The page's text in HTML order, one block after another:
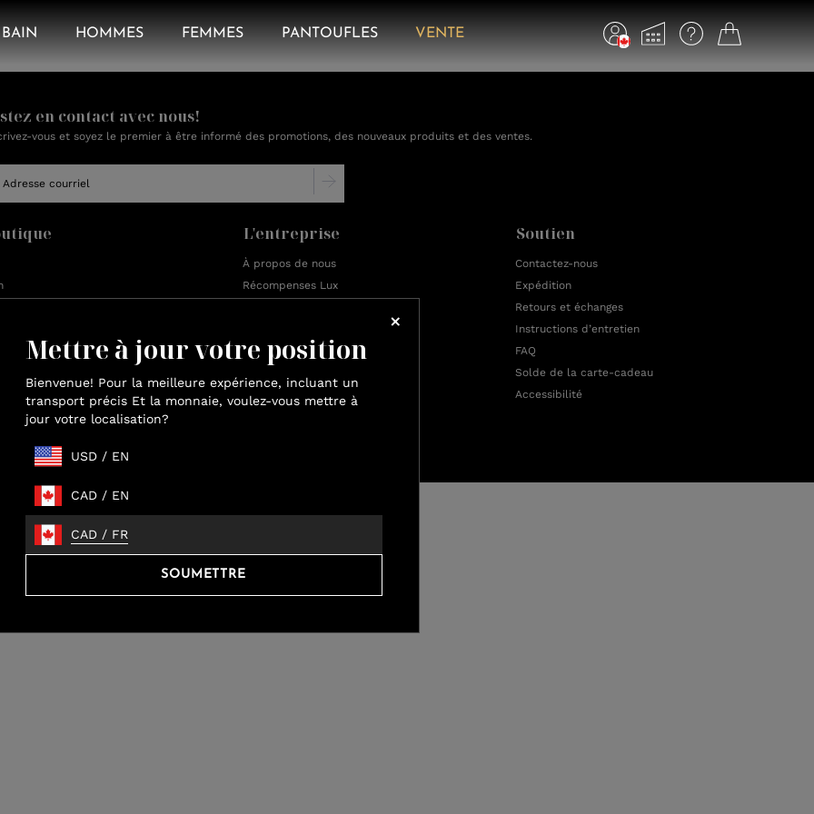
Mettre à jour votre position
Bienvenue! Pour la meilleure expérience, incluant un
transport précis Et la monnaie, voulez-vous mettre à
jour votre localisation?
USD/ EN
CAD/ EN
CAD/ FR
SOUMETTRE
BAIN HOMMES FEMMES PANTOUFLES VENTE
en contact avec nous!
vous et soyez le premier à être informé des promotions, des nouveaux produits et des ventes.
cadeau
L'entreprise
À propos de nous
Récompenses Lux
Travaillez avec nous
Soutien
Contactez-nous
Expédition
Retours et échanges
Instructions d’entretien
FAQ
Solde de la carte-cadeau
Accessibilité